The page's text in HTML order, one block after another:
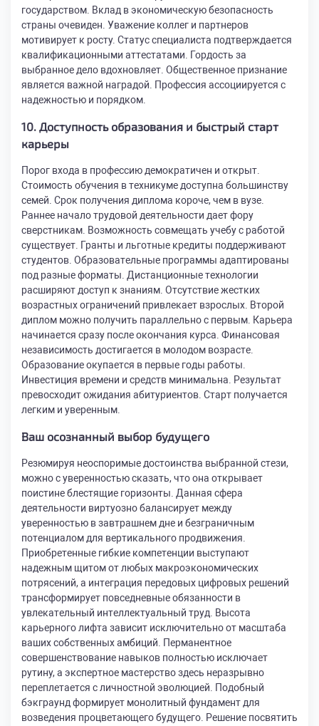
государством. Вклад в экономическую безопасность
страны очевиден. Уважение коллег и партнеров
мотивирует к росту. Статус специалиста подтверждается
квалификационными аттестатами. Гордость за
выбранное дело вдохновляет. Общественное признание
является важной наградой. Профессия ассоциируется с
надежностью и порядком.
10. Доступность образования и быстрый старт
карьеры
Порог входа в профессию демократичен и открыт.
Стоимость обучения в техникуме доступна большинству
семей. Срок получения диплома короче, чем в вузе.
Раннее начало трудовой деятельности дает фору
сверстникам. Возможность совмещать учебу с работой
существует. Гранты и льготные кредиты поддерживают
студентов. Образовательные программы адаптированы
под разные форматы. Дистанционные технологии
расширяют доступ к знаниям. Отсутствие жестких
возрастных ограничений привлекает взрослых. Второй
диплом можно получить параллельно с первым. Карьера
начинается сразу после окончания курса. Финансовая
независимость достигается в молодом возрасте.
Образование окупается в первые годы работы.
Инвестиция времени и средств минимальна. Результат
превосходит ожидания абитуриентов. Старт получается
легким и уверенным.
Ваш осознанный выбор будущего
Резюмируя неоспоримые достоинства выбранной стези,
можно с уверенностью сказать, что она открывает
поистине блестящие горизонты. Данная сфера
деятельности виртуозно балансирует между
уверенностью в завтрашнем дне и безграничным
потенциалом для вертикального продвижения.
Приобретенные гибкие компетенции выступают
надежным щитом от любых макроэкономических
потрясений, а интеграция передовых цифровых решений
трансформирует повседневные обязанности в
увлекательный интеллектуальный труд. Высота
карьерного лифта зависит исключительно от масштаба
ваших собственных амбиций. Перманентное
совершенствование навыков полностью исключает
рутину, а экспертное мастерство здесь неразрывно
переплетается с личностной эволюцией. Подобный
бэкграунд формирует монолитный фундамент для
возведения процветающего будущего. Решение посвятить